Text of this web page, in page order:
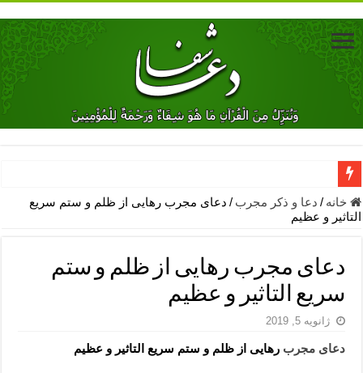
دعای جلب محبت فوری معشوق – دعای جلب محبت شوهر
دعای مشکل گشا برای رفع فقر – ذکرهای روزی‌ بخش
معجزات دعای یا من اظهر الجمیل – دعای یا من اظهر الجمیل برای
مهم ترین اذکار الهی و فضیلت آن ها – ذکر مخصوص مستجاب الدعوه
دعا برای ترس بچه ها در خواب – دعای ترس و بی خوابی کودکان
خانه / دعا و ذکر مجرب / دعای مجرب رهایی از ظلم و ستم سریع
التاثیر و عظیم
دعای مجرب رهایی از ظلم و ستم
سریع التاثیر و عظیم
ژانویه 5, 2019
دعای مجرب رهایی از ظلم و ستم سریع التاثیر و عظیم